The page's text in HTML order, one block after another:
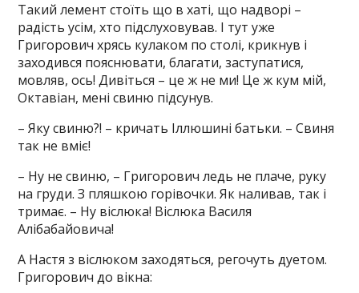
Такий лемент стоїть що в хаті, що надворі –
радість усім, хто підслуховував. І тут уже
Григорович хрясь кулаком по столі, крикнув і
заходився пояснювати, благати, заступатися,
мовляв, ось! Дивіться – це ж не ми! Це ж кум мій,
Октавіан, мені свиню підсунув.
– Яку свиню?! – кричать Іллюшині батьки. – Свиня
так не вміє!
– Ну не свиню, – Григорович ледь не плаче, руку
на груди. З пляшкою горівочки. Як наливав, так і
тримає. – Ну віслюка! Віслюка Василя
Алібабайовича!
А Настя з віслюком заходяться, регочуть дуетом.
Григорович до вікна: